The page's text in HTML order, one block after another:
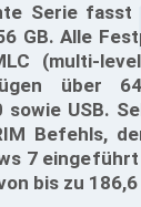
Serie
GB. Alle
(multi-
über
sowie USB.
Befehls,
7
bis zu 186,6